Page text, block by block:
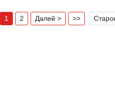
1 2 Далей > >>